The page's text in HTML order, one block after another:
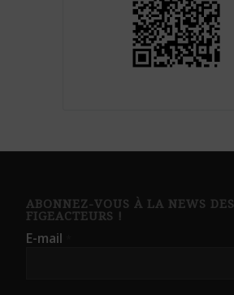
ABONNEZ-VOUS À LA NEWS DES
FIGEACTEURS !
E-mail